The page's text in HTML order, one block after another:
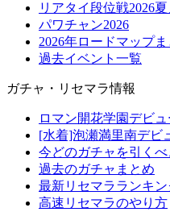
リアタイ段位戦2026
パワチャン2026
2026年ロードマップ
過去イベント一覧
ガチャ・リセマラ情報
ロマン開花学園デビ
[水着]泡瀬満里南デビ
今どのガチャを引く
過去のガチャまとめ
最新リセマラランキン
高速リセマラのやり方